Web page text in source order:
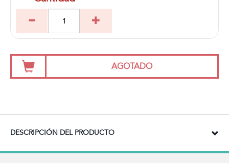
AGOTADO
DESCRIPCIÓN DEL PRODUCTO